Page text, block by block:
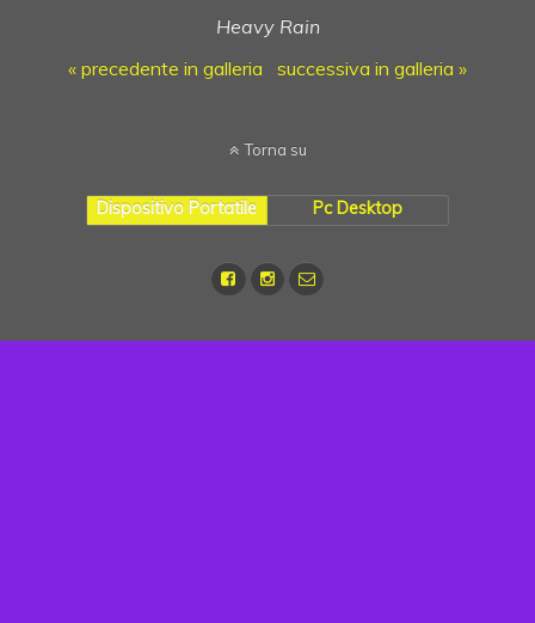
Heavy Rain
« precedente in galleria
successiva in galleria »
Torna su
Dispositivo Portatile Pc Desktop